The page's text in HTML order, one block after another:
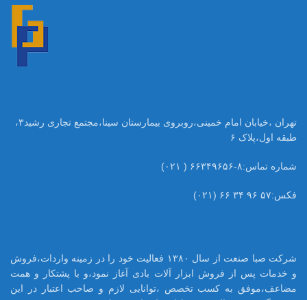
تهران ،خیابان امام خمینی،روبروی بیمارستان سینا،مجتمع تجاری رشید۳،
طبقه اول،پلاک ۶
شماره تماس:۸-۶۶۳۴۹۶۵۶ ( ۰۲۱)
فکس:۵۷ ۹۶ ۳۴ ۶۶ (۰۲۱)
شرکت صبا صنعت از سال ۱۳۸۰ فعالیت خود را در زمینه واردات،فروش
و خدمات پس از فروش ابزار آلات بادی آغاز نمود،و با پشتکار و همت
مضاعف،موفق به کسب تخصص ،توانایی لازم و صاحب اعتبار در این